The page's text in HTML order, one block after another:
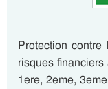
Protection
risques
1ere, 2eme,